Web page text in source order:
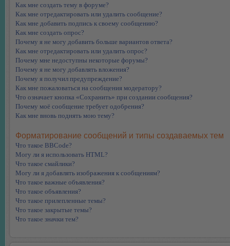
Как мне создать тему в форуме?
Как мне отредактировать или удалить сообщение?
Как мне добавить подпись к своему сообщению?
Как мне создать опрос?
Почему я не могу добавить больше вариантов ответа?
Как мне отредактировать или удалить опрос?
Почему мне недоступны некоторые форумы?
Почему я не могу добавлять вложения?
Почему я получил предупреждение?
Как мне пожаловаться на сообщения модератору?
Что означает кнопка «Сохранить» при создании сообщения?
Почему моё сообщение требует одобрения?
Как мне вновь поднять мою тему?
Форматирование сообщений и типы создаваемых тем
Что такое BBCode?
Могу ли я использовать HTML?
Что такое смайлики?
Могу ли я добавлять изображения к сообщениям?
Что такое важные объявления?
Что такое объявления?
Что такое прилепленные темы?
Что такое закрытые темы?
Что такое значки тем?